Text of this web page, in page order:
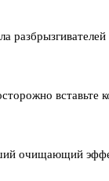
разбрызгивателей
вставьте
очищающий